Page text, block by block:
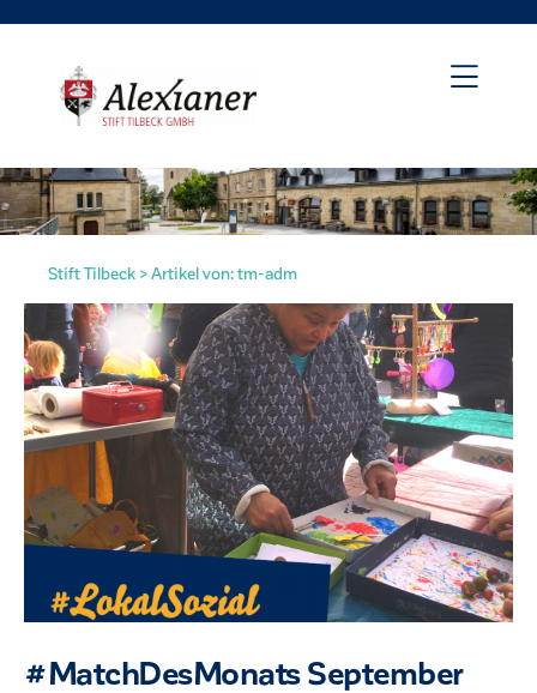
Stift Tilbeck >Artikel von: tm-adm
#MatchDesMonats September